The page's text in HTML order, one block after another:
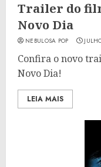
Trailer do
Novo Dia
NEBULOSA POP
Confira o novo
Novo Dia!
LEIA MAIS